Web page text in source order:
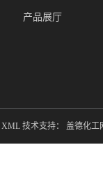
产品展厅
XML 技术支持： 盖德化工